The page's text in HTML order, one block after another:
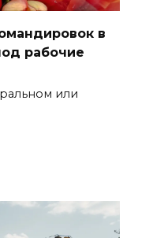
в
рабочие
или